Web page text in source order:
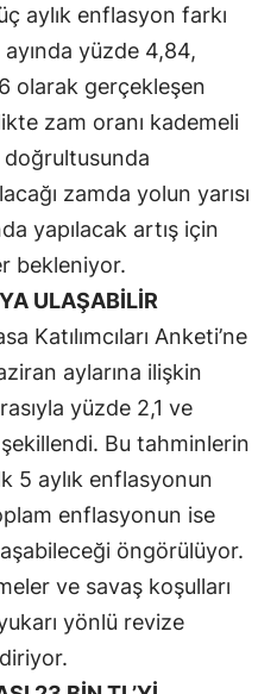
Malatya
Manisa
Kahramanmaraş
Mardin
Muğla
Muş
Nevşehir
Niğde
Rize
Sakarya
Samsun
Siirt
aylık enflasyon farkı
yüzde 4,84,
olarak gerçekleşen
zam oranı kademeli
zamda yolun yarısı
yapılacak artış için
bekleniyor.
ULAŞABİLİR
Katılımcıları Anketi’ne
aylarına ilişkin
yüzde 2,1 ve
Bu tahminlerin
5 aylık enflasyonun
enflasyonun ise
öngörülüyor.
ve savaş koşulları
yönlü revize